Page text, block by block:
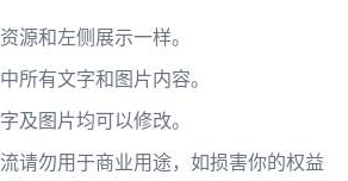
源和左侧展示一样。
所有文字和图片内容。
及图片均可以修改。
请勿用于商业用途，如损害你的权益